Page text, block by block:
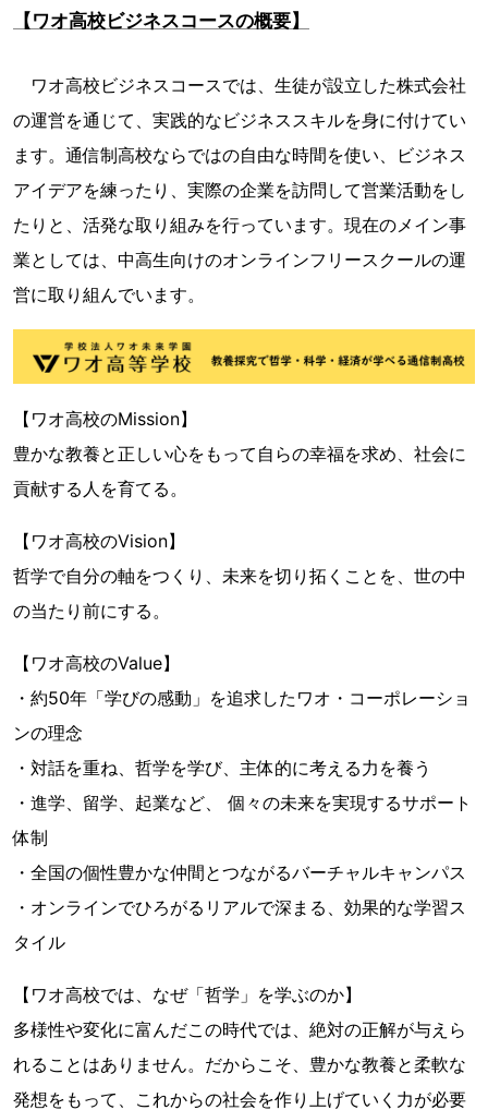
【ワオ高校ビジネスコースの概要】
ワオ高校ビジネスコースでは、生徒が設立した株式会社
の運営を通じて、実践的なビジネススキルを身に付けてい
ます。通信制高校ならではの自由な時間を使い、ビジネス
アイデアを練ったり、実際の企業を訪問して営業活動をし
たりと、活発な取り組みを行っています。現在のメイン事
業としては、中高生向けのオンラインフリースクールの運
営に取り組んでいます。
【ワオ高校のMission】
豊かな教養と正しい心をもって自らの幸福を求め、社会に
貢献する人を育てる。
【ワオ高校のVision】
哲学で自分の軸をつくり、未来を切り拓くことを、世の中
の当たり前にする。
【ワオ高校のValue】
・約50年「学びの感動」を追求したワオ・コーポレーショ
ンの理念
・対話を重ね、哲学を学び、主体的に考える力を養う
・進学、留学、起業など、 個々の未来を実現するサポート
体制
・全国の個性豊かな仲間とつながるバーチャルキャンパス
・オンラインでひろがるリアルで深まる、効果的な学習ス
タイル
【ワオ高校では、なぜ「哲学」を学ぶのか】
多様性や変化に富んだこの時代では、絶対の正解が与えら
れることはありません。だからこそ、豊かな教養と柔軟な
発想をもって、これからの社会を作り上げていく力が必要